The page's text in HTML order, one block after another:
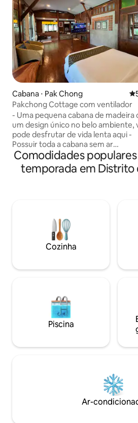
Cabana ⋅ Pak Chong 5
Pakchong Cottage com ventilador
- Uma pequena cabana de madeira
um design único no belo ambiente,
pode desfrutar de vida lenta aqui -
Possuir toda a cabana sem ar
condicionado (1 quarto 1 banheiro
despensa) - Localizado perto da cidade
de Pakchong, a apenas 5 km do
você pode desfrutar de uma vida
confortável aqui. - Cabana inteira, sem
ar condicionado (1 quarto, 1 banheiro
com cozinha) - Está localizado perto
Mercado Pak Chong, não muito
Comodidades
temporada em Distrito
Cozinha
Piscina
Ar-